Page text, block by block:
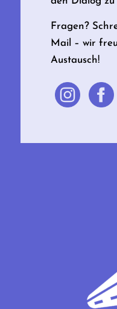
Fragen?
Mail – wir
Austausch!